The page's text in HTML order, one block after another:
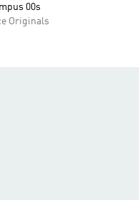
00s
Originals